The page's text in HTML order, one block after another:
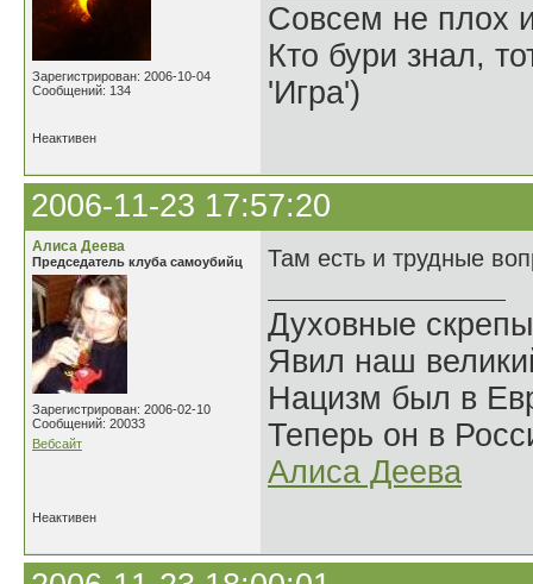
Зарегистрирован: 2006-10-04
Сообщений: 134
Совсем не плох
Кто бури знал,
'Игра')
Неактивен
2006-11-23 17:57:20
Алиса Деева
Председатель клуба самоубийц
Зарегистрирован: 2006-02-10
Сообщений: 20033
Вебсайт
Там есть и трудные
Духовные
Явил наш
Нацизм был в
Теперь он в
Алиса Деева
Неактивен